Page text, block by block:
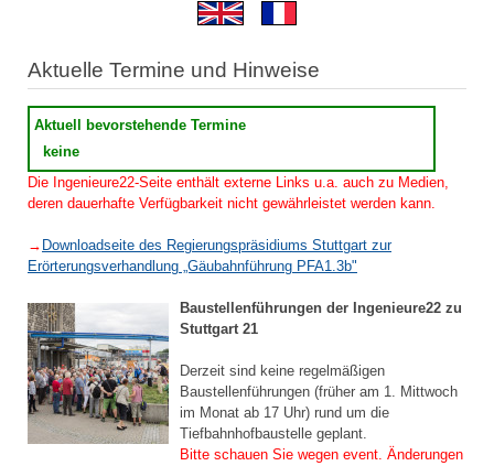
Aktuelle Termine und Hinweise
Aktuell bevorstehende Termine
keine
Die Ingenieure22-Seite enthält externe Links u.a. auch zu Medien,
deren dauerhafte Verfügbarkeit nicht gewährleistet werden kann.
→ Downloadseite des Regierungspräsidiums Stuttgart zur
Erörterungsverhandlung „Gäubahnführung PFA1.3b"
Baustellenführungen der Ingenieure22 zu
Stuttgart 21
Derzeit sind keine regelmäßigen
Baustellenführungen (früher am 1. Mittwoch
im Monat ab 17 Uhr) rund um die
Tiefbahnhofbaustelle geplant.
Bitte schauen Sie wegen event. Änderungen